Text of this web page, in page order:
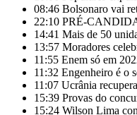
08:46 Bolsonaro vai
22:10 PRÉ-
14:41 Mais de 50
13:57 Moradores
11:55 Enem só em
11:32 Engenheiro é o
11:07 Ucrânia
15:39 Provas do
15:24 Wilson Lima